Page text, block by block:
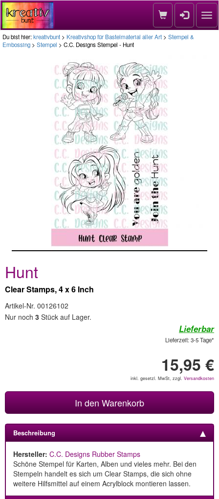
Du bist hier:kreativbunt > Kreativshop für Bastelmaterial aller Art > Stempel &
Embossing > Stempel > C.C. Designs Stempel - Hunt
Hunt
Clear Stamps, 4 x 6 Inch
Artikel-Nr. 00126102
Nur noch 3 Stück auf Lager.
Lieferbar
Lieferzeit: 3-5 Tage*
15,95 €
inkl. gesetzl. MwSt, zzgl. Versandkosten
In den Warenkorb
Beschreibung
Hersteller: C.C. Designs Rubber Stamps
Schöne Stempel für Karten, Alben und vieles mehr. Bei den
Stempeln handelt es sich um Clear Stamps, die sich ohne
weitere Hilfsmittel auf einem Acrylblock montieren lassen.